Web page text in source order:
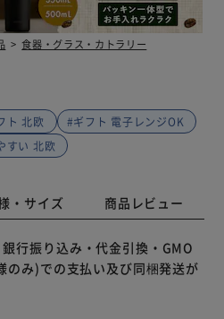
食器・グラス・カトラリー
ト 北欧
#ギフト 電子レンジOK
すい 北欧
・サイズ 商品レビュー
行振り込み・代金引換・GMO
み)での支払い及び同梱発送が